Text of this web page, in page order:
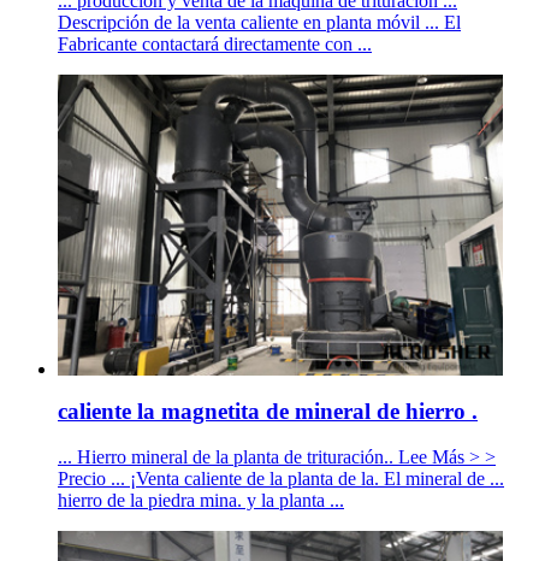
Descripción de la venta caliente en planta móvil ... El
Fabricante contactará directamente con ...
caliente la magnetita de mineral de hierro .
... Hierro mineral de la planta de trituración.. Lee Más > >
Precio ... ¡Venta caliente de la planta de la. El mineral de ...
hierro de la piedra mina. y la planta ...